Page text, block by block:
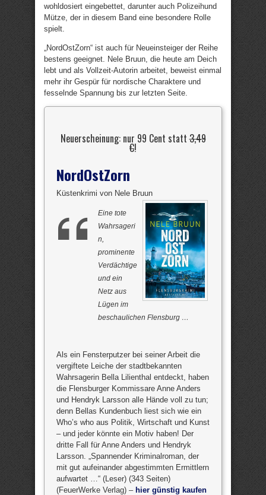
wohldosiert eingebettet, darunter auch Polizeihund
Mütze, der in diesem Band eine besondere Rolle
spielt.
„NordOstZorn“ ist auch für Neueinsteiger der Reihe
bestens geeignet. Nele Bruun, die heute am Deich
lebt und als Vollzeit-Autorin arbeitet, beweist einmal
mehr ihr Gespür für nordische Charaktere und
fesselnde Spannung bis zur letzten Seite.
Neuerscheinung: nur 99 Cent statt3,49
€!
NordOstZorn
Küstenkrimi von Nele Bruun
Eine tote
Wahrsageri
n,
prominente
Verdächtige
und ein
Netz aus
Lügen im
beschaulichen Flensburg …
Als ein Fensterputzer bei seiner Arbeit die
vergiftete Leiche der stadtbekannten
Wahrsagerin Bella Lilienthal entdeckt, haben
die Flensburger Kommissare Anne Anders
und Hendryk Larsson alle Hände voll zu tun;
denn Bellas Kundenbuch liest sich wie ein
Who’s who aus Politik, Wirtschaft und Kunst
– und jeder könnte ein Motiv haben! Der
dritte Fall für Anne Anders und Hendryk
Larsson. „Spannender Kriminalroman, der
mit gut aufeinander abgestimmten Ermittlern
aufwartet …“ (Leser) (343 Seiten)
(FeuerWerke Verlag) – hier günstig kaufen